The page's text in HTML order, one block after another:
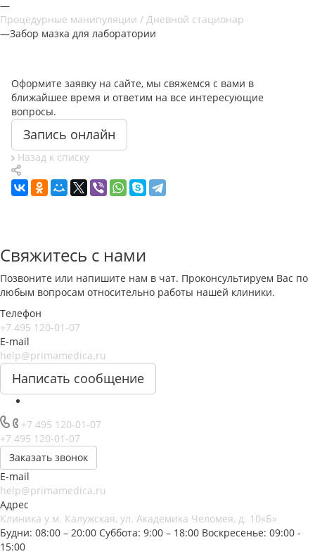
—
Процедурные манипуляции / Дневной стационар
—Забор мазка для лаборатории
Оформите заявку на сайте, мы свяжемся с вами в
ближайшее время и ответим на все интересующие
вопросы.
Запись онлайн
Назад к списку
Свяжитесь с нами
Позвоните или напишите нам в чат. Проконсультируем Вас по
любым вопросам относительно работы нашей клиники.
Телефон
+7 495 120-01-07
E-mail
help@primamedica.ru
Написать сообщение
+7 495 120-01-07
+7 495 120-01-07
Заказать звонок
E-mail
help@primamedica.ru
Адрес
Клиника у м. Калужская, ул. Академика Челомея, д. 10«Б»
Будни: 08:00 – 20:00 Суббота: 9:00 – 18:00 Воскресенье: 09:00 -
15:00